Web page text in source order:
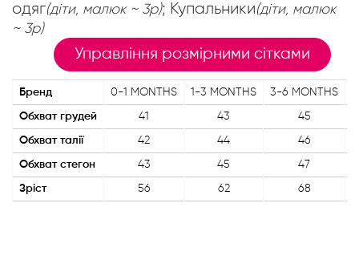
одяг(діти, малюк ~ 3р); Купальники(діти, малюк
~ 3р)
Управління розмірними сітками
Бренд 0-1 MONTHS 1-3 MONTHS 3-6 MONTHS
Обхват грудей 41 43 45
Обхват талії 42 44 46
Обхват стегон 43 45 47
Зріст 56 62 68